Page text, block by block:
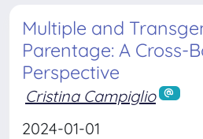
Multiple and
Parentage: A Cross-
Perspective
Cristina Campiglio
2024-01-01